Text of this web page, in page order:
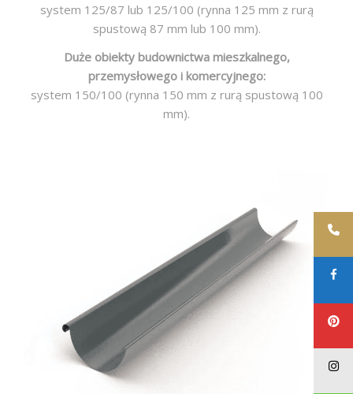
system 125/87 lub 125/100 (rynna 125 mm z rurą
spustową 87 mm lub 100 mm).
Duże obiekty budownictwa mieszkalnego,
przemysłowego i komercyjnego:
system 150/100 (rynna 150 mm z rurą spustową 100
mm).